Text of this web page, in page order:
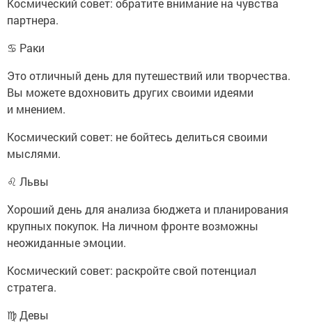
Космический совет: обратите внимание на чувства
партнера.
♋ Раки
Это отличный день для путешествий или творчества.
Вы можете вдохновить других своими идеями
и мнением.
Космический совет: не бойтесь делиться своими
мыслями.
♌ Львы
Хороший день для анализа бюджета и планирования
крупных покупок. На личном фронте возможны
неожиданные эмоции.
Космический совет: раскройте свой потенциал
стратега.
♍ Девы